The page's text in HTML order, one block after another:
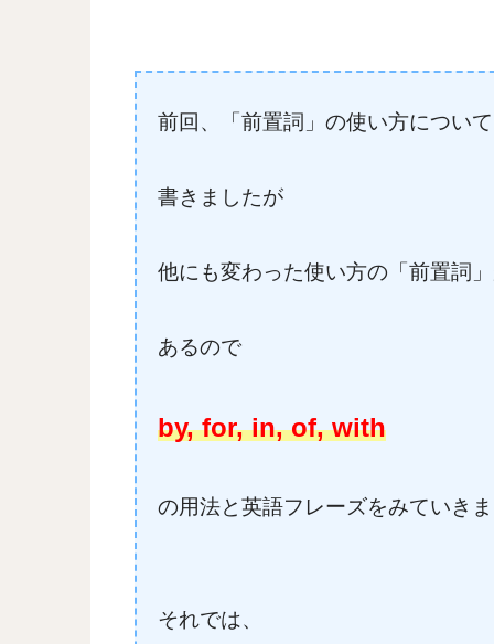
前回、「前置詞」の使い方について
書きましたが
他にも変わった使い方の「前置詞
あるので
by, for, in, of, with
の用法と英語フレーズをみていき
それでは、